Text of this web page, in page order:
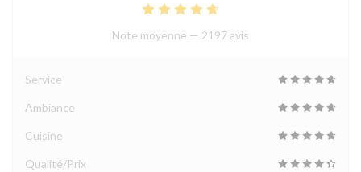
Note moyenne — 2197 avis
Service
Ambiance
Cuisine
Qualité/Prix